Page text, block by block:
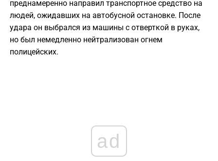
преднамеренно направил транспортное средство на
людей, ожидавших на автобусной остановке. После
удара он выбрался из машины с отверткой в руках,
но был немедленно нейтрализован огнем
полицейских.
ad